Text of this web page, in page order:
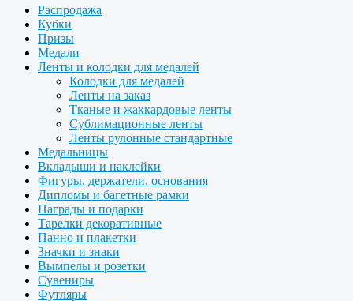
Распродажа
Кубки
Призы
Медали
Ленты и колодки для медалей
Колодки для медалей
Ленты на заказ
Тканые и жаккардовые ленты
Сублимационные ленты
Ленты рулонные стандартные
Медальницы
Вкладыши и наклейки
Фигуры, держатели, основания
Дипломы и багетные рамки
Награды и подарки
Тарелки декоративные
Панно и плакетки
Значки и знаки
Вымпелы и розетки
Сувениры
Футляры